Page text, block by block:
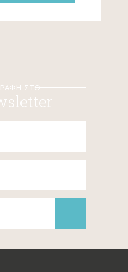
ΣΤΟ